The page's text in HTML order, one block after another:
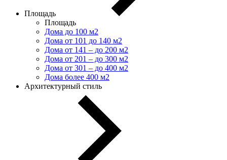
Площадь
Площадь
Дома до 100 м2
Дома от 101 до 140 м2
Дома от 141 – до 200 м2
Дома от 201 – до 300 м2
Дома от 301 – до 400 м2
Дома более 400 м2
Архитектурный стиль